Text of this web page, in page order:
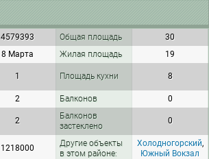
4579393 Общая площадь
30
8 Марта Жилая площадь
19
1 Площадь кухни 8
2 Балконов 0
2
Балконов
застеклено
0
1218000
Другие объекты
в этом районе:
Холодногорский,
Южный Вокзал